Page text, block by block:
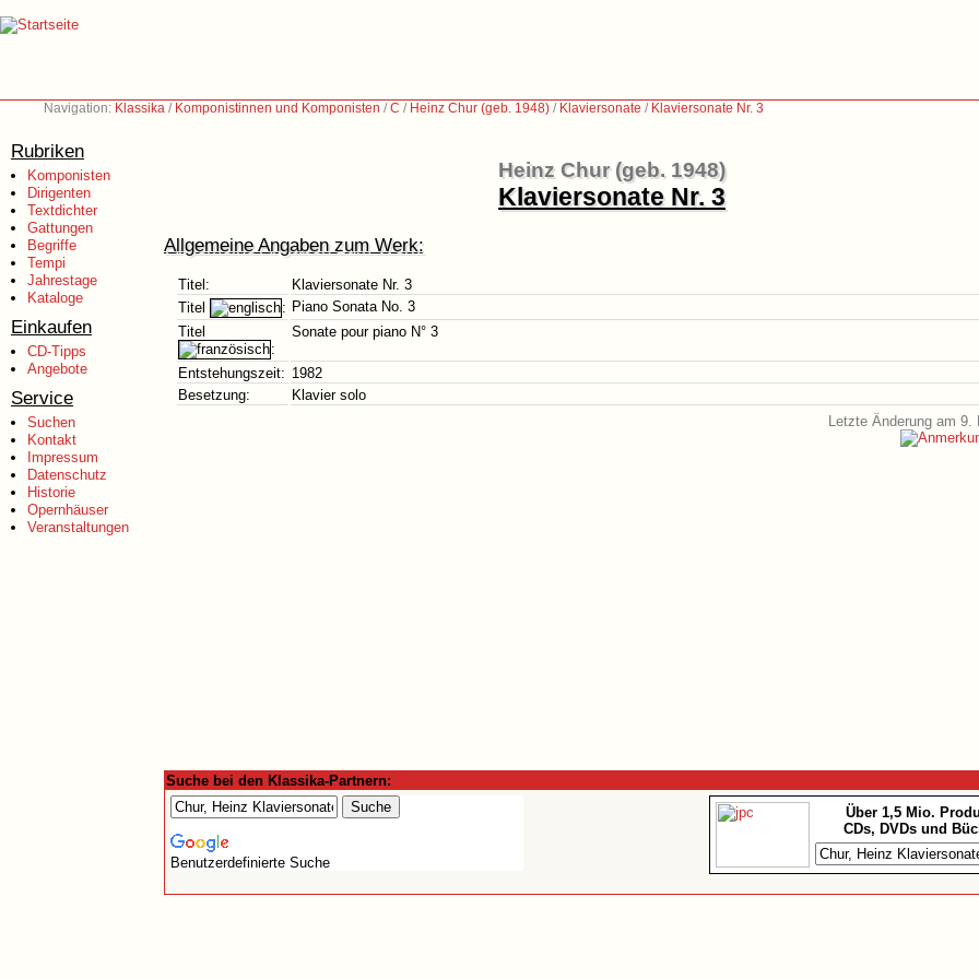
Navigation: Klassika / Komponistinnen und Komponisten /C / Heinz Chur (geb. 1948) / Klaviersonate / Klaviersonate Nr. 3
Rubriken
Komponisten
Dirigenten
Textdichter
Gattungen
Begriffe
Tempi
Jahrestage
Kataloge
Einkaufen
CD-Tipps
Angebote
Service
Suchen
Kontakt
Impressum
Datenschutz
Historie
Opernhäuser
Veranstaltungen
Heinz Chur (geb. 1948)
Klaviersonate Nr. 3
Allgemeine Angaben zum Werk:
Titel:
Klaviersonate Nr. 3
Titel
: Piano Sonata No. 3
Titel
:
Sonate pour piano N° 3
Entstehungszeit: 1982
Besetzung:
Klavier solo
Letzte Änderung am 9.
Suche bei den Klassika-Partnern:
Benutzerdefinierte Suche
Über 1,5 Mio.
CDs, DVDs und